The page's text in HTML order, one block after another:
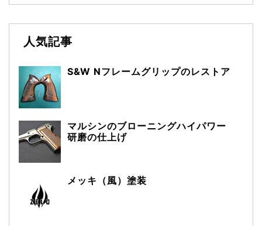
人気記事
S&W Nフレームグリップのレストア
マルシンのブローニングハイパワー
研磨の仕上げ
メッキ（風）塗装